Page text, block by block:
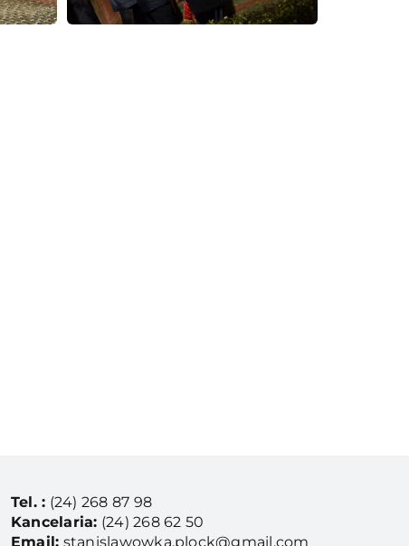
Tel. : (24) 268 87 98
Kancelaria: (24) 268 62 50
Email: stanislawowka.plock@gmail.com